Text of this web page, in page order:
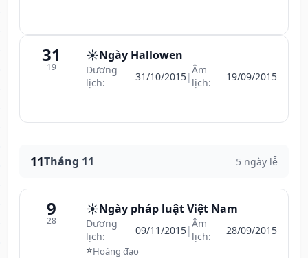
31
19
☀️Ngày Hallowen
Dương
lịch:
31/10/2015|Âm
lịch:
19/09/2015
11Tháng 11 5 ngày lễ
9
28
☀️Ngày pháp luật Việt Nam
Dương
lịch:
09/11/2015|Âm
lịch:
28/09/2015
⭐Hoàng đạo